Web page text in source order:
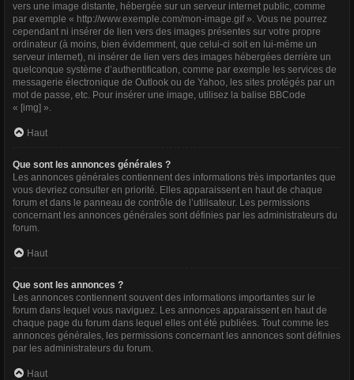
vers une image distante, hébergée sur un serveur internet public, comme
par exemple « http://www.exemple.com/mon-image.gif ». Vous ne pourrez
cependant ni insérer de lien vers des images présentes sur votre propre
ordinateur (à moins, bien évidemment, que celui-ci soit en lui-même un
serveur internet), ni insérer de lien vers des images hébergées derrière un
quelconque système d’authentification, comme par exemple les services de
messagerie électronique de Outlook ou de Yahoo, les sites protégés par un
mot de passe, etc. Pour insérer une image, utilisez la balise BBCode
« [img] ».
Haut
Que sont les annonces générales ?
Les annonces générales contiennent des informations très importantes que
vous devriez consulter en priorité. Elles apparaissent en haut de chaque
forum et dans le panneau de contrôle de l’utilisateur. Les permissions
concernant les annonces générales sont définies par les administrateurs du
forum.
Haut
Que sont les annonces ?
Les annonces contiennent souvent des informations importantes sur le
forum dans lequel vous naviguez. Les annonces apparaissent en haut de
chaque page du forum dans lequel elles ont été publiées. Tout comme les
annonces générales, les permissions concernant les annonces sont définies
par les administrateurs du forum.
Haut